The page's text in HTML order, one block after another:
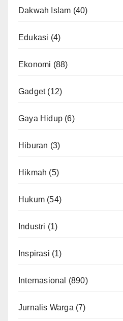
Dakwah Islam (40)
Edukasi (4)
Ekonomi (88)
Gadget(12)
Gaya Hidup (6)
Hiburan (3)
Hikmah (5)
Hukum (54)
Industri (1)
Inspirasi (1)
Internasional (890)
Jurnalis Warga (7)